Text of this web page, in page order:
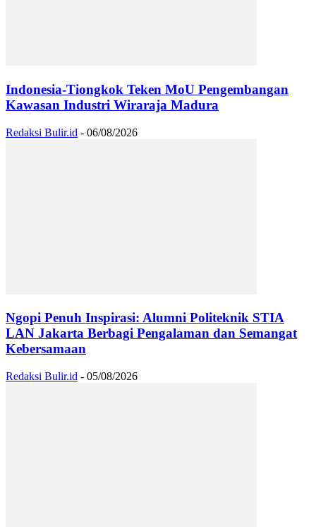
Indonesia-Tiongkok Teken MoU Pengembangan
Kawasan Industri Wiraraja Madura
Redaksi Bulir.id - 06/08/2026
Ngopi Penuh Inspirasi: Alumni Politeknik STIA
LAN Jakarta Berbagi Pengalaman dan Semangat
Kebersamaan
Redaksi Bulir.id - 05/08/2026